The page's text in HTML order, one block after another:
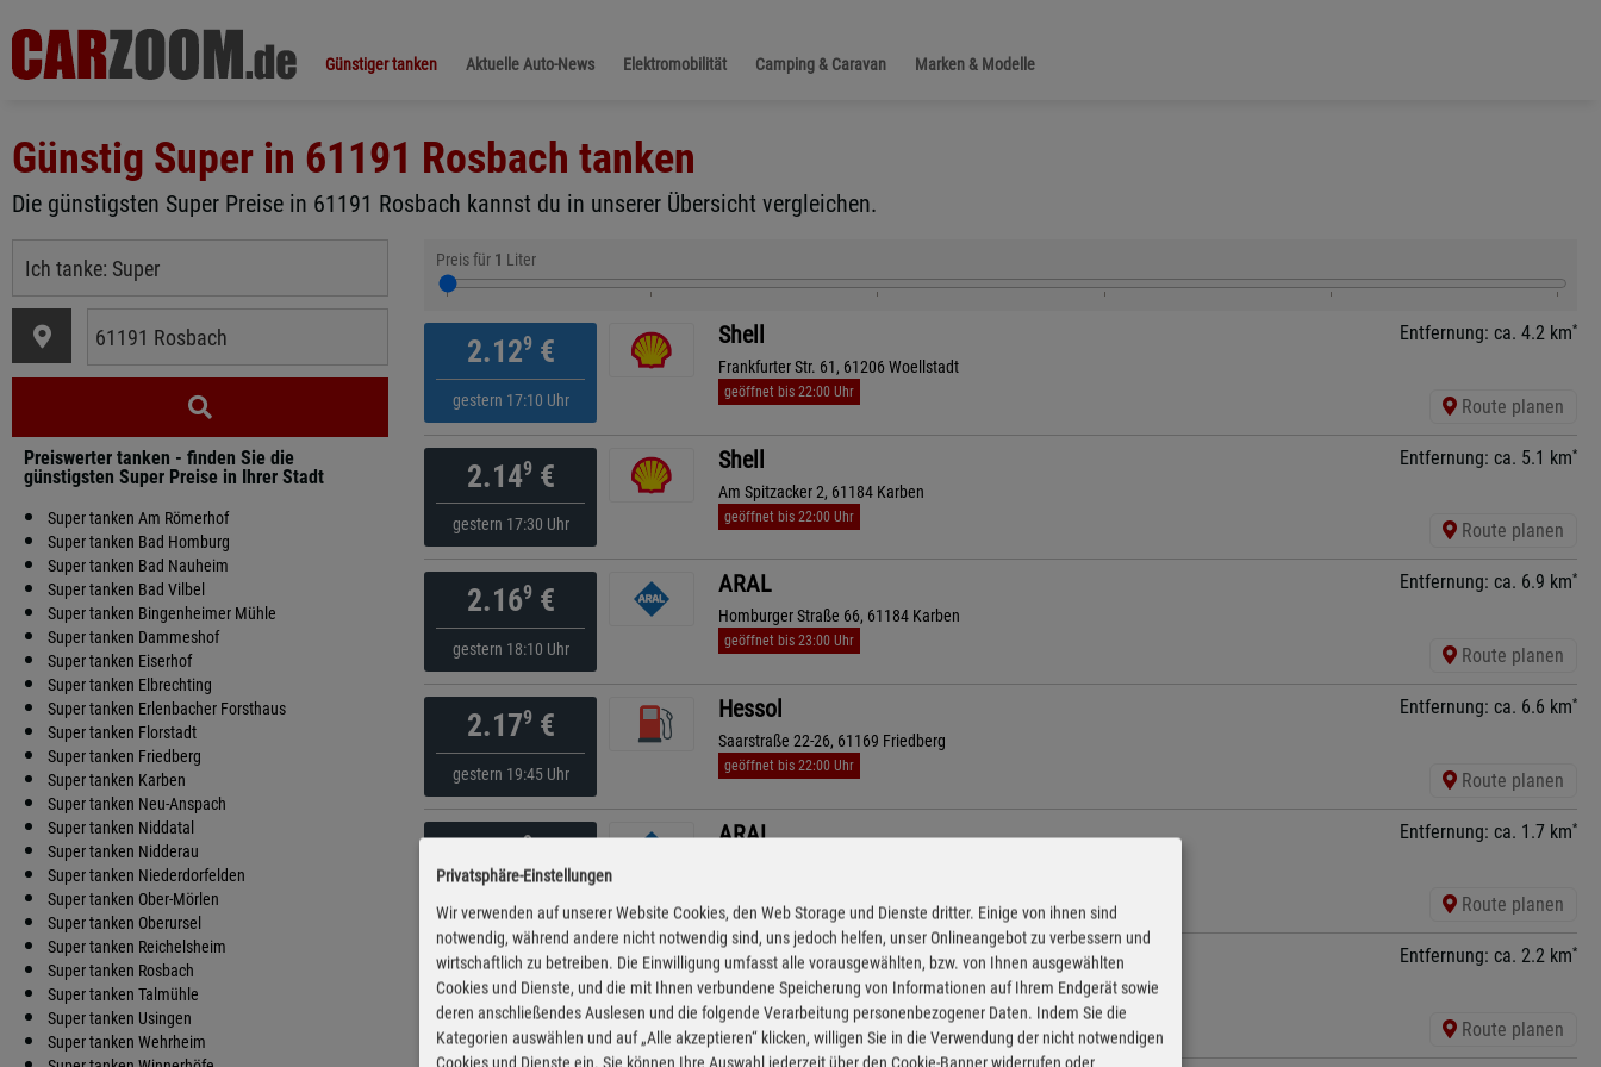
Günstiger tanken Aktuelle Auto-News Elektromobilität Camping & Caravan Marken & Modelle
Günstig Super in 61191 Rosbach tanken
Die günstigsten Super Preise in 61191 Rosbach kannst du in unserer Übersicht vergleichen.
Preiswerter tanken - finden Sie die
günstigsten Super Preise in Ihrer Stadt
Super tanken Am Römerhof
Super tanken Bad Homburg
Super tanken Bad Nauheim
Super tanken Bad Vilbel
Super tanken Bingenheimer Mühle
Super tanken Dammeshof
Super tanken Eiserhof
Super tanken Elbrechting
Super tanken Erlenbacher Forsthaus
Super tanken Florstadt
Super tanken Friedberg
Super tanken Karben
Super tanken Neu-Anspach
Super tanken Niddatal
Super tanken Nidderau
Super tanken Niederdorfelden
Super tanken Ober-Mörlen
Super tanken Oberursel
Super tanken Reichelsheim
Super tanken Rosbach
Super tanken Talmühle
Super tanken Usingen
Super tanken Wehrheim
Preis für 1 Liter
2.129€
gestern 17:10 Uhr
Shell
Frankfurter Str. 61, 61206 Woellstadt
geöffnet bis 22:00 Uhr
Entfernung: ca. 4.2 km*
Route planen
2.149€
gestern 17:30 Uhr
Shell
Am Spitzacker 2, 61184 Karben
geöffnet bis 22:00 Uhr
Entfernung: ca. 5.1 km*
Route planen
2.169€
gestern 18:10 Uhr
ARAL
Homburger Straße 66, 61184 Karben
geöffnet bis 23:00 Uhr
Entfernung: ca. 6.9 km*
Route planen
2.179€
gestern 19:45 Uhr
Hessol
Saarstraße 22-26, 61169 Friedberg
geöffnet bis 22:00 Uhr
Entfernung: ca. 6.6 km*
Route planen
2.189€ ARAL Entfernung: ca. 1.7 km*
Route planen
2.189€
gestern 19:30 Uhr
Shell
Raiffeisenstr. 2, 61191 Rosbach
ganztägig geöffnet
Entfernung: ca. 2.2 km*
Route planen
Privatsphäre-Einstellungen
Wir verwenden auf unserer Website Cookies, den Web Storage und Dienste dritter. Einige von ihnen sind
notwendig, während andere nicht notwendig sind, uns jedoch helfen, unser Onlineangebot zu verbessern und
wirtschaftlich zu betreiben. Die Einwilligung umfasst alle vorausgewählten, bzw. von Ihnen ausgewählten
Cookies und Dienste, und die mit Ihnen verbundene Speicherung von Informationen auf Ihrem Endgerät sowie
deren anschließendes Auslesen und die folgende Verarbeitung personenbezogener Daten. Indem Sie die
Kategorien auswählen und auf „Alle akzeptieren“ klicken, willigen Sie in die Verwendung der nicht notwendigen
Cookies und Dienste ein. Sie können Ihre Auswahl jederzeit über den Cookie-Banner widerrufen oder